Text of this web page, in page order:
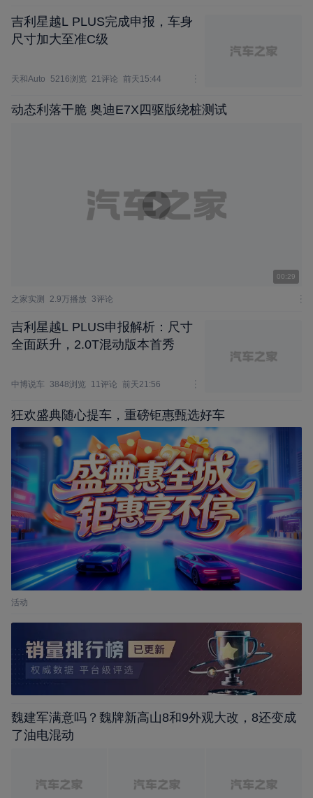
吉利星越L PLUS完成申报，车身
尺寸加大至准C级
天和Auto 5216浏览 21评论 前天15:44
动态利落干脆 奥迪E7X四驱版绕桩测试
00:29
之家实测 2.9万播放 3评论
吉利星越L PLUS申报解析：尺寸
全面跃升，2.0T混动版本首秀
中博说车 3848浏览 11评论 前天21:56
狂欢盛典随心提车，重磅钜惠甄选好车
活动
魏建军满意吗？魏牌新高山8和9外观大改，8还变成
了油电混动